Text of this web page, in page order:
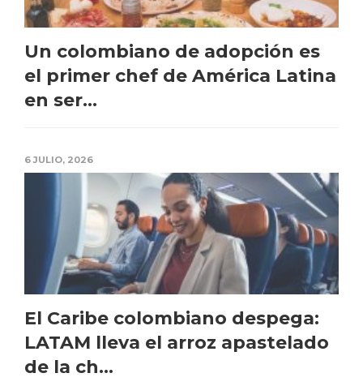
Un colombiano de adopción es
el primer chef de América Latina
en ser...
6 JULIO, 2026
El Caribe colombiano despega:
LATAM lleva el arroz apastelado
de la ch...